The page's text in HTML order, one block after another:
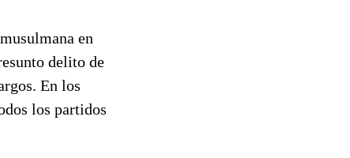
en
delito de
En los
los partidos